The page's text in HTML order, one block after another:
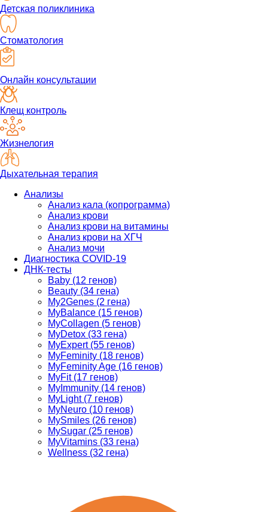
Детская поликлиника
Стоматология
Онлайн консультации
Клещ контроль
Жизнелогия
Дыхательная терапия
Анализы
Анализ кала (копрограмма)
Анализ крови
Анализ крови на витамины
Анализ крови на ХГЧ
Анализ мочи
Диагностика COVID-19
ДНК-тесты
Baby (12 генов)
Beauty (34 гена)
My2Genes (2 гена)
MyBalance (15 генов)
MyCollagen (5 генов)
MyDetox (33 гена)
MyExpert (55 генов)
MyFeminity (18 генов)
MyFeminity Age (16 генов)
MyFit (17 генов)
MyImmunity (14 генов)
MyLight (7 генов)
MyNeuro (10 генов)
MySmiles (26 генов)
MySugar (25 генов)
MyVitamins (33 гена)
Wellness (32 гена)